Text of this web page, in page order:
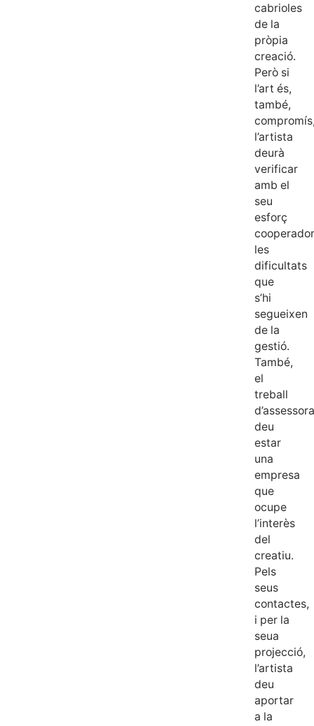
cabrioles
de la
pròpia
creació.
Però si
l’art és,
també,
l’artista
deurà
verificar
amb el
seu
esforç
cooperador
les
dificultats
que
s’hi
segueixen
de la
gestió.
També,
el
treball
deu
estar
una
empresa
que
ocupe
l’interès
del
creatiu.
Pels
seus
contactes,
i per la
seua
projecció,
l’artista
deu
aportar
a la